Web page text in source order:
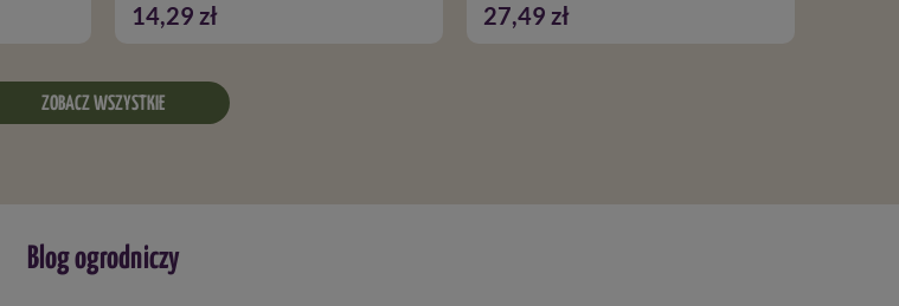
14,29 zł 27,49 zł
ZOBACZ WSZYSTKIE
Blog ogrodniczy